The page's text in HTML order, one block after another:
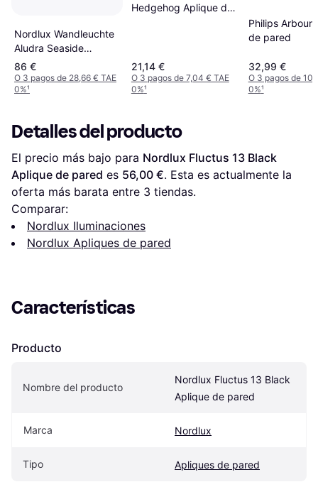
Nordlux Wandleuchte
Aludra Seaside
Anthrazit Alu IP54 E27
Aplique de pared
86 €
O 3 pagos de 28,66 € TAE
0%¹
Hedgehog Aplique de
21,14 €
O 3 pagos de 7,04 € TAE
0%¹
Philips Arbour
de pared
32,99 €
O 3 pagos de
0%¹
Detalles del producto
El precio más bajo para Nordlux Fluctus 13 Black
Aplique de pared es 56,00 €. Esta es actualmente la
oferta más barata entre 3 tiendas.
Comparar:
Nordlux Iluminaciones
Nordlux Apliques de pared
Características
Producto
Nombre del producto
Nordlux Fluctus 13 Black
Aplique de pared
Marca Nordlux
Tipo Apliques de pared